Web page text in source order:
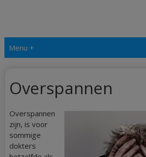
Menu +
Overspannen
Overspannen
zijn, is voor
sommige
dokters